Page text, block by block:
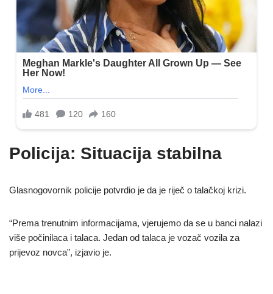
Policija: Situacija stabilna
Glasnogovornik policije potvrdio je da je riječ o talačkoj krizi.
“Prema trenutnim informacijama, vjerujemo da se u banci nalazi
više počinilaca i talaca. Jedan od talaca je vozač vozila za
prijevoz novca”, izjavio je.